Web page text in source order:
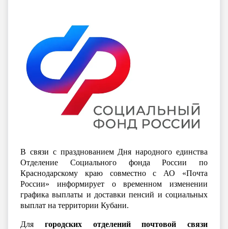
В связи с празднованием Дня народного единства
Отделение Социального фонда России по
Краснодарскому краю совместно с АО «Почта
России» информирует о временном изменении
графика выплаты и доставки пенсий и социальных
выплат на территории Кубани.
Для городских отделений почтовой связи